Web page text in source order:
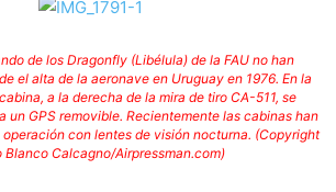
de los Dragonfly (Libélula) de la FAU no han
el alta de la aeronave en Uruguay en 1976. En la
a la derecha de la mira de tiro CA-511, se
un GPS removible. Recientemente las cabinas han
con lentes de visión nocturna. (Copyright
Blanco Calcagno/Airpressman.com)